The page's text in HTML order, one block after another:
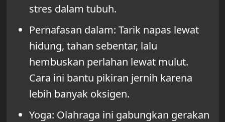
stres dalam tubuh.
Pernafasan dalam: Tarik napas lewat
hidung, tahan sebentar, lalu
hembuskan perlahan lewat mulut.
Cara ini bantu pikiran jernih karena
lebih banyak oksigen.
Yoga: Olahraga ini gabungkan gerakan